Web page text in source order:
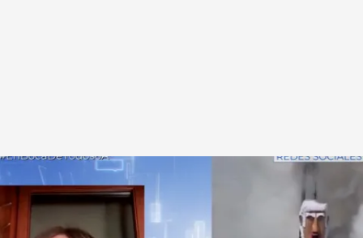
Dolores Narváez, alcaldesa de El Burgo
En boca de todos
06 ABR 2026 - 14:01h.